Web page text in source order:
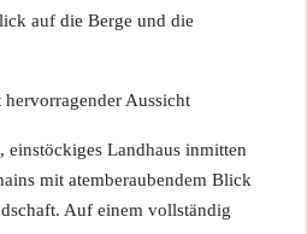
auf die Berge und die
Aussicht
einstöckiges Landhaus inmitten
mit atemberaubendem Blick
Auf einem vollständig